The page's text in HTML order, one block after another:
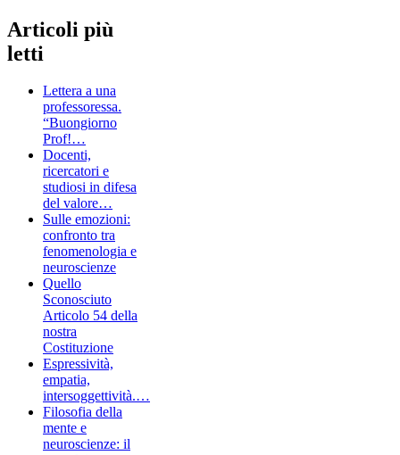
Articoli più
letti
Lettera a una
professoressa.
“Buongiorno
Prof!…
Docenti,
ricercatori e
studiosi in difesa
del valore…
Sulle emozioni:
confronto tra
fenomenologia e
neuroscienze
Quello
Sconosciuto
Articolo 54 della
nostra
Costituzione
Espressività,
empatia,
intersoggettività.…
Filosofia della
mente e
neuroscienze: il